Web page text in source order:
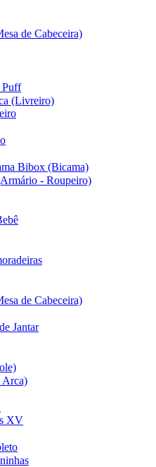
de Cabeceira)
(Livreiro)
Bibox (Bicama)
- Roupeiro)
de Cabeceira)
Jantar
XV